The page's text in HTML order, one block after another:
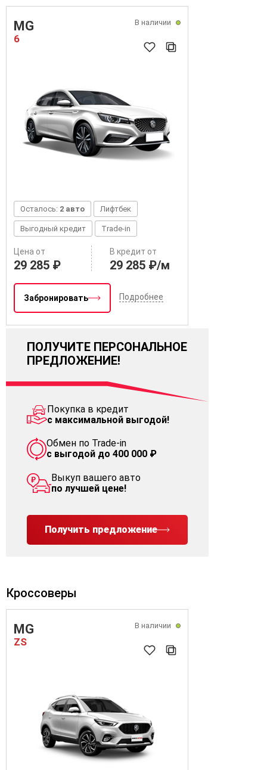
ПОЛУЧИТЕ ПЕРСОНАЛЬНОЕ
ПРЕДЛОЖЕНИЕ!
Покупка в кредит
с максимальной выгодой!
Обмен по Trade-in
с выгодой до 400 000 ₽
Выкуп вашего авто
по лучшей цене!
Получить предложение
В наличии
MG
6
Осталось: 2 авто Лифтбек
Выгодный кредит Trade-in
Цена от
29 285 ₽
В кредит от
29 285 ₽/м
Забронировать Подробнее
Кроссоверы
В наличии
MG
ZS